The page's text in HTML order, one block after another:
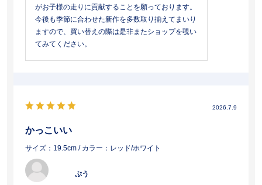
がお子様の走りに貢献することを願っております。
今後も季節に合わせた新作を多数取り揃えてまいり
ますので、買い替えの際は是非またショップを覗い
てみてください。
2026.7.9
かっこいい
サイズ：19.5cm / カラー：レッド/ホワイト
ぷう